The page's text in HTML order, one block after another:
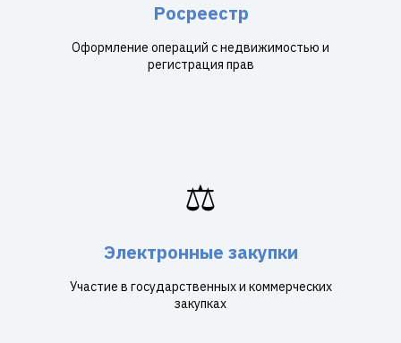
Росреестр
Оформление операций с недвижимостью и
регистрация прав
⚖️
Электронные закупки
Участие в государственных и коммерческих
закупках